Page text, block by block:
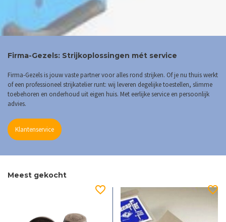
Firma-Gezels: Strijkoplossingen mét service
Firma-Gezels is jouw vaste partner voor alles rond strijken. Of je nu thuis werkt
of een professioneel strijkatelier runt: wij leveren degelijke toestellen, slimme
toebehoren en onderhoud uit eigen huis. Met eerlijke service en persoonlijk
advies.
Klantenservice
Meest gekocht